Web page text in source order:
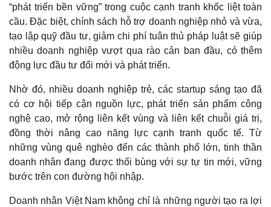
“phát triển bền vững” trong cuộc cạnh tranh khốc liệt toàn
cầu. Đặc biệt, chính sách hỗ trợ doanh nghiệp nhỏ và vừa,
tạo lập quỹ đầu tư, giảm chi phí tuân thủ pháp luật sẽ giúp
nhiều doanh nghiệp vượt qua rào cản ban đầu, có thêm
động lực đầu tư đổi mới và phát triển.
Nhờ đó, nhiều doanh nghiệp trẻ, các startup sáng tạo đã
có cơ hội tiếp cận nguồn lực, phát triển sản phẩm công
nghệ cao, mở rộng liên kết vùng và liên kết chuỗi giá trị,
đồng thời nâng cao năng lực cạnh tranh quốc tế. Từ
những vùng quê nghèo đến các thành phố lớn, tinh thần
doanh nhân đang được thổi bùng với sự tự tin mới, vững
bước trên con đường hội nhập.
Doanh nhân Việt Nam không chỉ là những người tạo ra lợi